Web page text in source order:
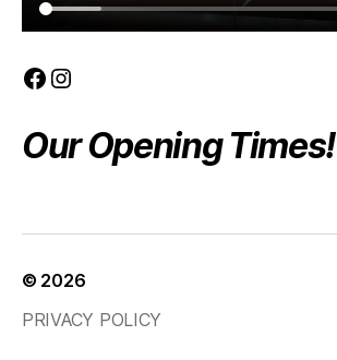
Facebook
Instagram
Our Opening Times!
© 2026
PRIVACY POLICY